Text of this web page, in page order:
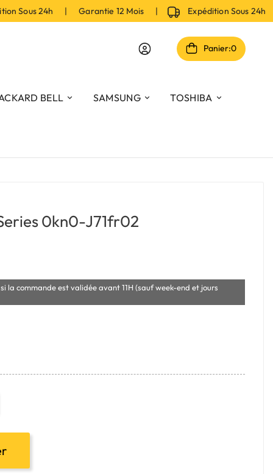
Sous 24h | Garantie 12 Mois | Expédition Sous 24h
Panier:0
BELL SAMSUNG TOSHIBA
0kn0-J71fr02
la commande est validée avant 11H (sauf week-end et jours